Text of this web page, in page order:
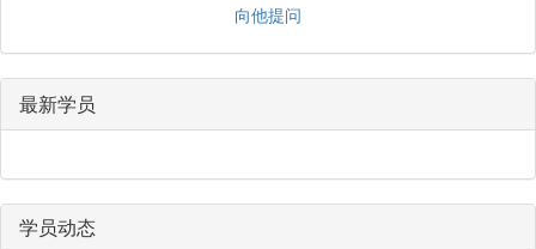
向他提问
最新学员
学员动态